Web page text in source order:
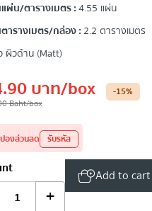
ผ่น/ตารางเมตร :4.55 แผ่น
ารางเมตร/กล่อง : 2.2 ตารางเมตร
ผิวด้าน (Matt)
บาท/box
Baht/box
-15%
องส่วนลด รับรหัส
+
Add to cart